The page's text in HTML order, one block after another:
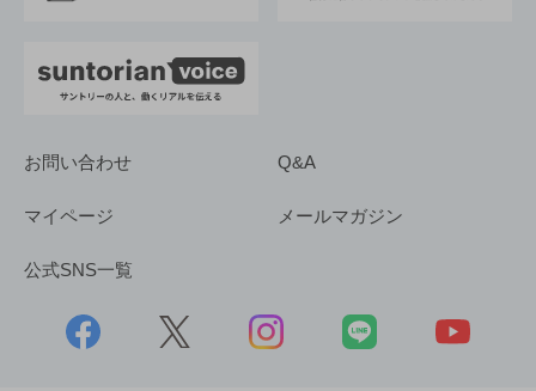
お問い合わせ Q&A
マイページ メールマガジン
公式SNS一覧